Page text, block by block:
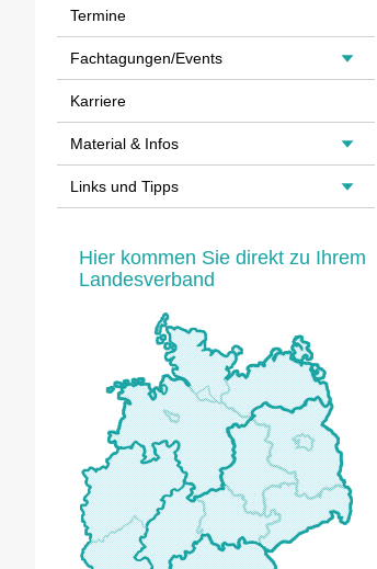
Termine
Fachtagungen/Events
Karriere
Material & Infos
Links und Tipps
Hier kommen Sie direkt zu Ihrem
Landesverband